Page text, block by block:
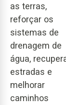
as terras,
reforçar os
sistemas de
drenagem de
água,
estradas e
melhorar
caminhos